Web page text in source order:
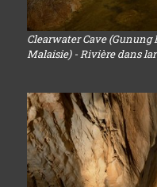
Clearwater Cave
Malaisie) - Rivière dans